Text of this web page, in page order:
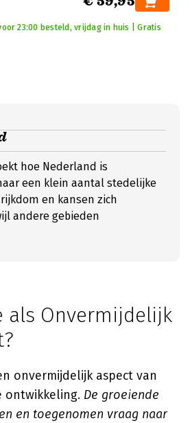
23:00 besteld, vrijdag in huis | Gratis
hoe Nederland is
een klein aantal stedelijke
en kansen zich
andere gebieden
als Onvermijdelijk
onvermijdelijk aspect van
ontwikkeling. De groeiende
en toegenomen vraag naar